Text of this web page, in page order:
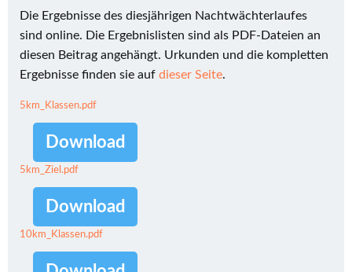
Die Ergebnisse des diesjährigen Nachtwächterlaufes
sind online. Die Ergebnislisten sind als PDF-Dateien an
diesen Beitrag angehängt. Urkunden und die kompletten
Ergebnisse finden sie auf dieser Seite.
5km_Klassen.pdf
Download
5km_Ziel.pdf
Download
10km_Klassen.pdf